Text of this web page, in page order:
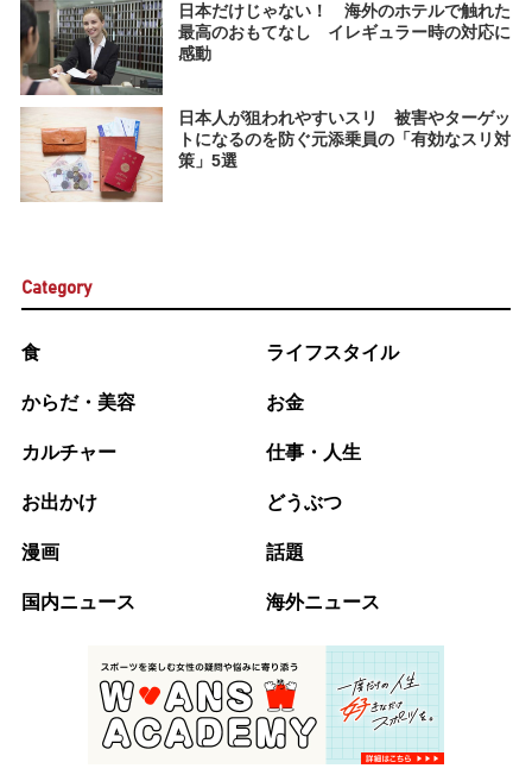
日本だけじゃない！ 海外のホテルで触れた
最高のおもてなし イレギュラー時の対応に
感動
日本人が狙われやすいスリ 被害やターゲッ
トになるのを防ぐ元添乗員の「有効なスリ対
策」5選
Category
食 ライフスタイル
からだ・美容 お金
カルチャー 仕事・人生
お出かけ どうぶつ
漫画 話題
国内ニュース 海外ニュース